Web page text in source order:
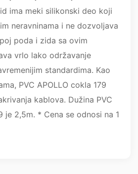
ima meki silikonski deo koji
neravninama i ne dozvoljava
poda i zida sa ovim
vrlo lako održavanje
standardima. Kao
PVC APOLLO cokla 179
kablova. Dužina PVC
je 2,5m. * Cena se odnosi na 1